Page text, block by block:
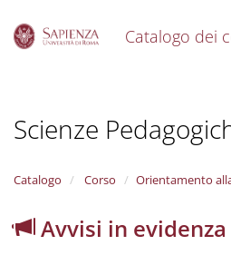
Catalogo dei
Scienze
Catalogo Corso Orientamento
Avvisi in evidenza